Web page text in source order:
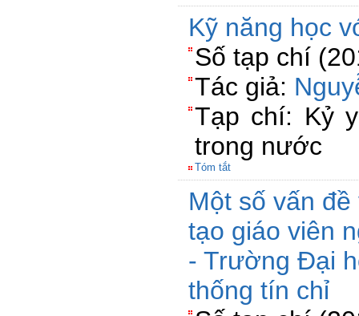
Kỹ năng học
Số tạp chí
Tác giả:
Tạp chí: Kỷ
trong nước
Tóm tắt
Một số vấn
tạo giáo viên
- Trường Đại
thống tín chỉ